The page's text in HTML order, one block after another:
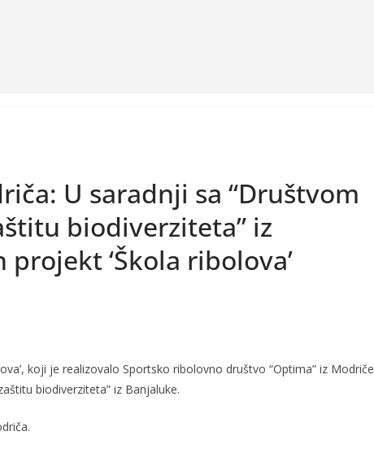
U saradnji sa “Društvom
biodiverziteta” iz
‘Škola ribolova’
koji je realizovalo Sportsko ribolovno društvo “Optima” iz Modriče
biodiverziteta” iz Banjaluke.